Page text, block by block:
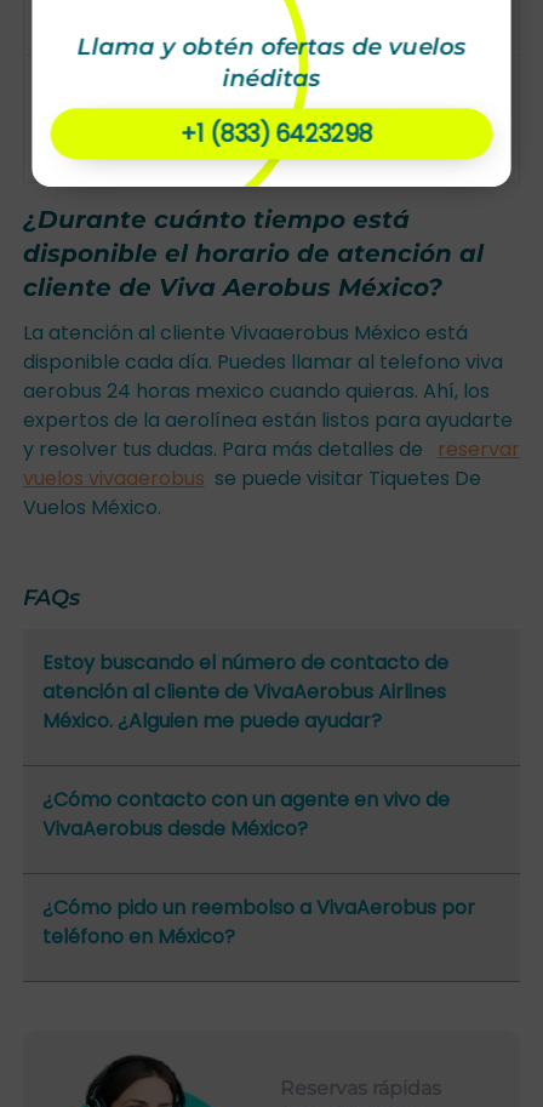
mexico df
terminal
Terminal 1
¿Durante cuánto tiempo está
disponible el horario de atención al
cliente de Viva Aerobus México?
La atención al cliente Vivaaerobus México está
disponible cada día. Puedes llamar al telefono viva
aerobus 24 horas mexico cuando quieras. Ahí, los
expertos de la aerolínea están listos para ayudarte
y resolver tus dudas. Para más detalles de
reservar
vuelos vivaaerobus se puede visitar Tiquetes De
Vuelos México.
FAQs
Estoy buscando el número de contacto de
atención al cliente de VivaAerobus Airlines
México. ¿Alguien me puede ayudar?
¿Cómo contacto con un agente en vivo de
VivaAerobus desde México?
¿Cómo pido un reembolso a VivaAerobus por
teléfono en México?
Reservas rápidas
Llama y obtén ofertas de vuelos
inéditas
+1 (833) 6423298